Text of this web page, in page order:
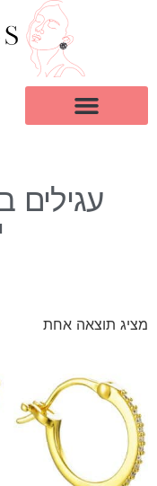
עגילים
מציג תוצאה אחת